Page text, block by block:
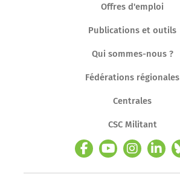
Offres d'emploi
Publications et outils
Qui sommes-nous ?
Fédérations régionales
Centrales
CSC Militant